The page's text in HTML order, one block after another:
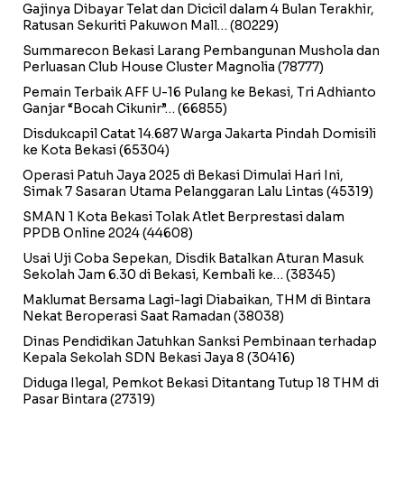
Gajinya Dibayar Telat dan Dicicil dalam 4 Bulan Terakhir,
Ratusan Sekuriti Pakuwon Mall… (80229)
Summarecon Bekasi Larang Pembangunan Mushola dan
Perluasan Club House Cluster Magnolia (78777)
Pemain Terbaik AFF U-16 Pulang ke Bekasi, Tri Adhianto
Ganjar “Bocah Cikunir”… (66855)
Disdukcapil Catat 14.687 Warga Jakarta Pindah Domisili
ke Kota Bekasi(65304)
Operasi Patuh Jaya 2025 di Bekasi Dimulai Hari Ini,
Simak 7 Sasaran Utama Pelanggaran Lalu Lintas (45319)
SMAN 1 Kota Bekasi Tolak Atlet Berprestasi dalam
PPDB Online 2024(44608)
Usai Uji Coba Sepekan, Disdik Batalkan Aturan Masuk
Sekolah Jam 6.30 di Bekasi, Kembali ke… (38345)
Maklumat Bersama Lagi-lagi Diabaikan, THM di Bintara
Nekat Beroperasi Saat Ramadan (38038)
Dinas Pendidikan Jatuhkan Sanksi Pembinaan terhadap
Kepala Sekolah SDN Bekasi Jaya 8 (30416)
Diduga Ilegal, Pemkot Bekasi Ditantang Tutup 18 THM di
Pasar Bintara (27319)